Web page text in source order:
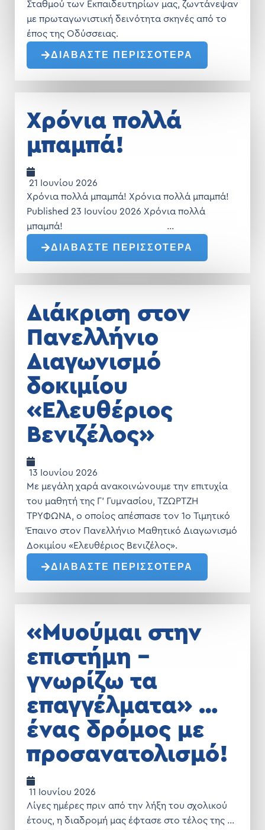
Σταθμού των Εκπαιδευτηρίων μας, ζωντάνεψαν
με πρωταγωνιστική δεινότητα σκηνές από το
έπος της Οδύσσειας.
ΔΙΑΒΑΣΤΕ ΠΕΡΙΣΣΟΤΕΡΑ
Χρόνια πολλά
μπαμπά!
21 Ιουνίου 2026
Χρόνια πολλά μπαμπά! Χρόνια πολλά μπαμπά!
Published 23 Ιουνίου 2026 Χρόνια πολλά
μπαμπά! …
ΔΙΑΒΑΣΤΕ ΠΕΡΙΣΣΟΤΕΡΑ
Διάκριση στον
Πανελλήνιο
Διαγωνισμό
δοκιμίου
«Ελευθέριος
Βενιζέλος»
13 Ιουνίου 2026
Με μεγάλη χαρά ανακοινώνουμε την επιτυχία
του μαθητή της Γ’ Γυμνασίου, ΤΖΩΡΤΖΗ
ΤΡΥΦΩΝΑ, ο οποίος απέσπασε τον 1o Τιμητικό
Έπαινο στον Πανελλήνιο Μαθητικό Διαγωνισμό
Δοκιμίου «Ελευθέριος Βενιζέλος».
ΔΙΑΒΑΣΤΕ ΠΕΡΙΣΣΟΤΕΡΑ
«Μυούμαι στην
επιστήμη –
γνωρίζω τα
επαγγέλματα» …
ένας δρόμος με
προσανατολισμό!
11 Ιουνίου 2026
Λίγες ημέρες πριν από την λήξη του σχολικού
έτους, η διαδρομή μας έφτασε στο τέλος της …